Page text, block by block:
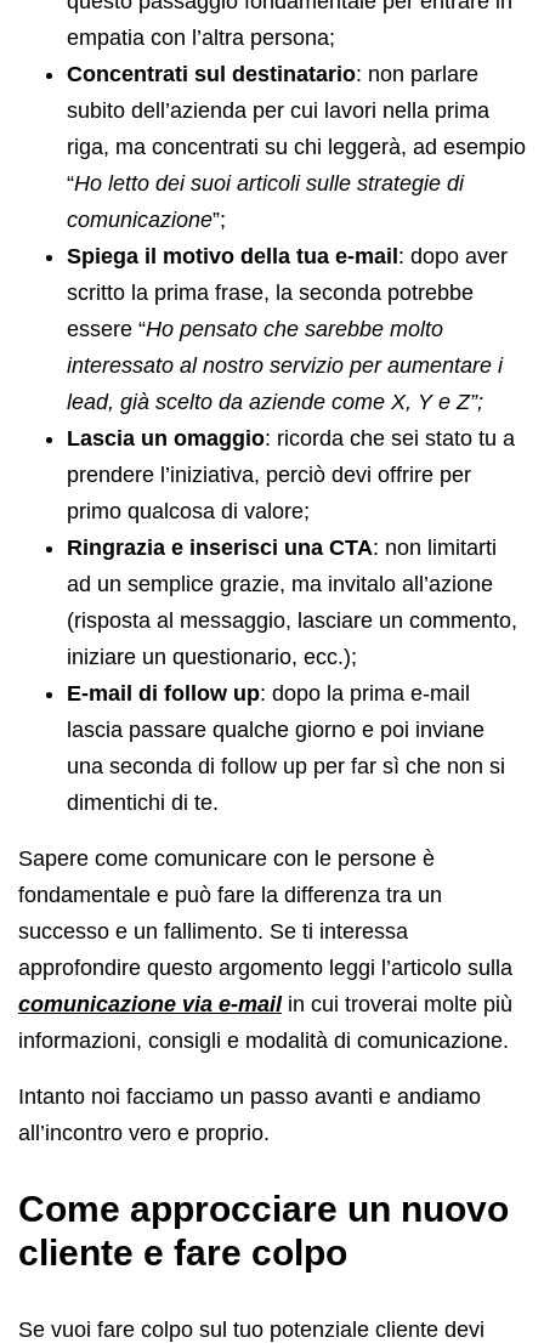
empatia con l’altra persona;
Concentrati sul destinatario: non parlare
subito dell’azienda per cui lavori nella prima
riga, ma concentrati su chi leggerà, ad esempio
“Ho letto dei suoi articoli sulle strategie di
comunicazione”;
Spiega il motivo della tua e-mail: dopo aver
scritto la prima frase, la seconda potrebbe
essere “Ho pensato che sarebbe molto
interessato al nostro servizio per aumentare i
lead, già scelto da aziende come X, Y e Z”;
Lascia un omaggio: ricorda che sei stato tu a
prendere l’iniziativa, perciò devi offrire per
primo qualcosa di valore;
Ringrazia e inserisci una CTA: non limitarti
ad un semplice grazie, ma invitalo all’azione
(risposta al messaggio, lasciare un commento,
iniziare un questionario, ecc.);
E-mail di follow up: dopo la prima e-mail
lascia passare qualche giorno e poi inviane
una seconda di follow up per far sì che non si
dimentichi di te.
Sapere come comunicare con le persone è
fondamentale e può fare la differenza tra un
successo e un fallimento. Se ti interessa
approfondire questo argomento leggi l’articolo sulla
comunicazione via e-mailin cui troverai molte più
informazioni, consigli e modalità di comunicazione.
Intanto noi facciamo un passo avanti e andiamo
all’incontro vero e proprio.
Come approcciare un nuovo
cliente e fare colpo
Se vuoi fare colpo sul tuo potenziale cliente devi